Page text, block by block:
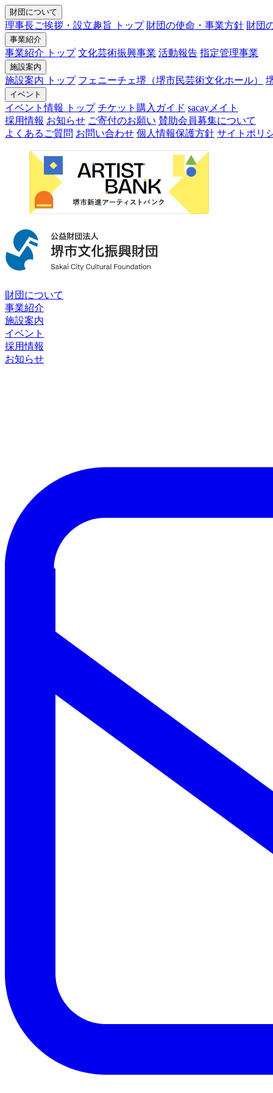
財団について
理事長ご挨拶・設立趣旨 トップ 財団の使命・事業方針 財団
事業紹介
事業紹介 トップ 文化芸術振興事業 活動報告 指定管理事業
施設案内
施設案内 トップ フェニーチェ堺（堺市民芸術文化ホール）
イベント
イベント情報 トップ チケット購入ガイド sacayメイト
採用情報 お知らせ ご寄付のお願い 賛助会員募集について
よくあるご質問 お問い合わせ 個人情報保護方針 サイトポリ
財団について
事業紹介
施設案内
イベント
採用情報
お知らせ